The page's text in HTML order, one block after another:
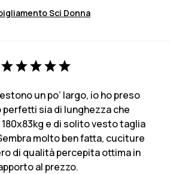
Sci Donna
un po’ largo, io ho preso
perfetti sia di lunghezza che
e di solito vesto taglia
molto ben fatta, cuciture
di qualità percepita ottima in
al prezzo.